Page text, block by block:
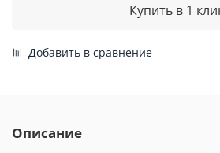
Купить в 1
Добавить в сравнение
Описание